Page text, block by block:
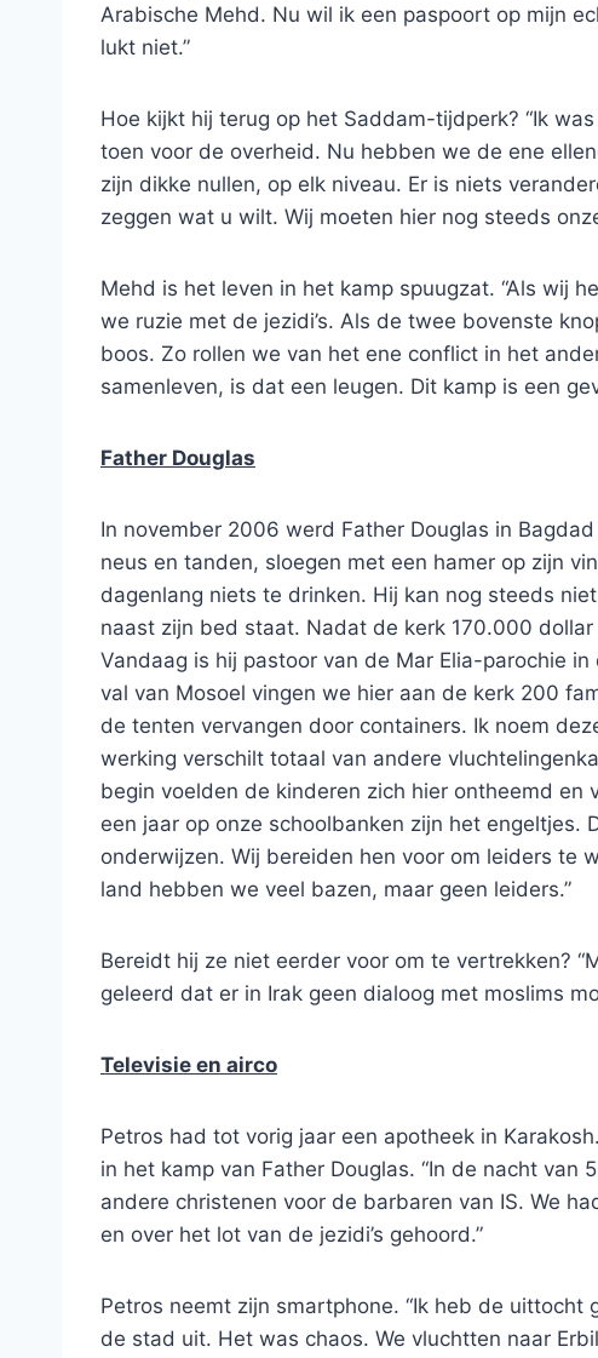
Arabische Mehd. Nu wil ik een paspoort op mijn
lukt niet.”
Hoe kijkt hij terug op het Saddam-tijdperk? “Ik
toen voor de overheid. Nu hebben we de ene
zijn dikke nullen, op elk niveau. Er is niets
zeggen wat u wilt. Wij moeten hier nog steeds
Mehd is het leven in het kamp spuugzat. “Als wij
we ruzie met de jezidi’s. Als de twee bovenste
boos. Zo rollen we van het ene conflict in het
samenleven, is dat een leugen. Dit kamp is een
Father Douglas
In november 2006 werd Father Douglas in
neus en tanden, sloegen met een hamer op zijn
dagenlang niets te drinken. Hij kan nog steeds
naast zijn bed staat. Nadat de kerk 170.000
Vandaag is hij pastoor van de Mar Elia-parochie
val van Mosoel vingen we hier aan de kerk 200
de tenten vervangen door containers. Ik noem
werking verschilt totaal van andere
begin voelden de kinderen zich hier ontheemd en
een jaar op onze schoolbanken zijn het engeltjes.
onderwijzen. Wij bereiden hen voor om leiders te
land hebben we veel bazen, maar geen leiders.”
Bereidt hij ze niet eerder voor om te vertrekken?
geleerd dat er in Irak geen dialoog met moslims
Televisie en airco
Petros had tot vorig jaar een apotheek in
in het kamp van Father Douglas. “In de nacht
andere christenen voor de barbaren van IS. We
en over het lot van de jezidi’s gehoord.”
Petros neemt zijn smartphone. “Ik heb de uittocht
de stad uit. Het was chaos. We vluchtten naar